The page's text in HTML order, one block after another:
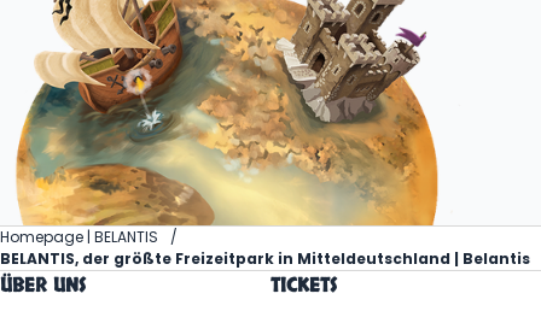
Homepage | BELANTIS
BELANTIS, der größte Freizeitpark in Mitteldeutschland | Belantis
ÜBER UNS TICKETS